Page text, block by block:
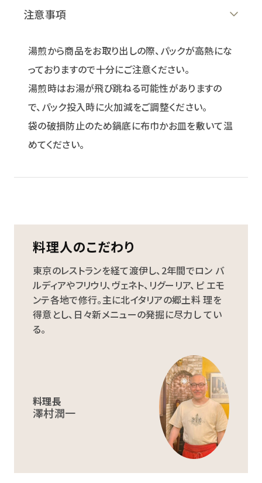
注意事項
湯煎から商品をお取り出しの際、パックが高熱にな
っておりますので十分にご注意ください。
湯煎時はお湯が飛び跳ねる可能性がありますの
で、パック投入時に火加減をご調整ください。
袋の破損防止のため鍋底に布巾かお皿を敷いて温
めてください。
料理人のこだわり
東京のレストランを経て渡伊し、2年間でロン バ
ルディアやフリウリ、ヴェネト、リグーリア、ピ エモ
ンテ各地で修行。主に北イタリアの郷土料 理を
得意とし、日々新メニューの発掘に尽力し てい
る。
料理長
澤村潤一